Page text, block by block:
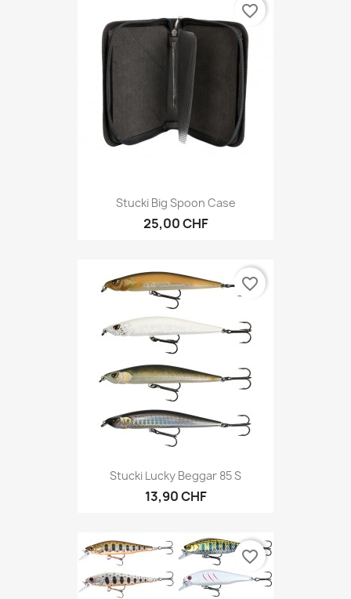
Stucki Big Spoon Case
25,00 CHF
favorite_border
Stucki Lucky Beggar 85 S
13,90 CHF
favorite_border
favorite_border